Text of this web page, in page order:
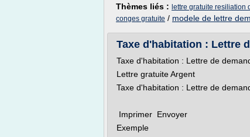
Thèmes liés : lettre gratuite resiliation
conges gratuite / modele de lettre
Taxe d'habitation : Lettre
Taxe d'habitation : Lettre de
Lettre gratuite Argent
Taxe d'habitation : Lettre de
Imprimer Envoyer
Exemple